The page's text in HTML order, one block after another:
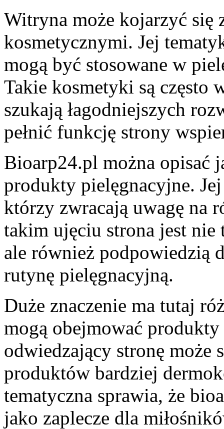
Witryna może kojarzyć
kosmetycznymi. Jej
mogą być stosowane w
Takie kosmetyki są często
szukają łagodniejszych
pełnić funkcję strony
Bioarp24.pl można opisać
produkty pielęgnacyjne.
którzy zwracają uwagę na
takim ujęciu strona jest
ale również podpowiedzią
rutynę pielęgnacyjną.
Duże znaczenie ma tutaj
mogą obejmować
odwiedzający stronę może
produktów bardziej
tematyczna sprawia, że
jako zaplecze dla